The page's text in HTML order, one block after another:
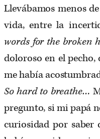
Llevábamos menos
vida, entre la
words for the broken
doloroso en el pecho,
me había
So hard to breathe…
pregunto, si mi papá
curiosidad por saber